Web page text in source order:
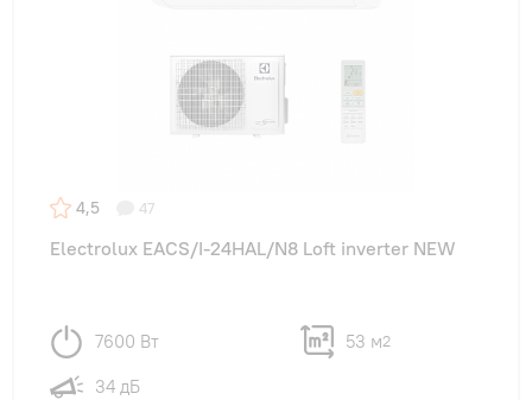
4,5 47
Electrolux EACS/I-24HAL/N8 Loft inverter NEW
7600 Вт 53 м2
34 дБ